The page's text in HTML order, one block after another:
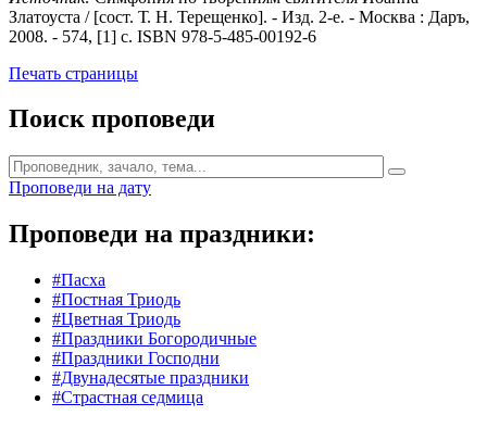
Златоуста / [сост. Т. Н. Терещенко]. - Изд. 2-е. - Москва : Даръ,
2008. - 574, [1] с. ISBN 978-5-485-00192-6
Печать страницы
Поиск проповеди
Проповеди на дату
Проповеди на праздники:
#Пасха
#Постная Триодь
#Цветная Триодь
#Праздники Богородичные
#Праздники Господни
#Двунадесятые праздники
#Страстная седмица